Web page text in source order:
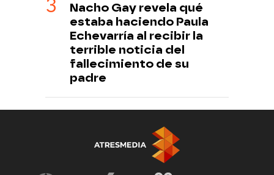
Nacho Gay revela qué
estaba haciendo Paula
Echevarría al recibir la
terrible noticia del
fallecimiento de su
padre